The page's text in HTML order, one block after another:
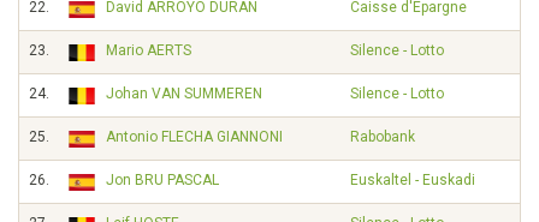
22. David ARROYO DURAN Caisse d'Epargne
23. Mario AERTS Silence - Lotto
24. Johan VAN SUMMEREN Silence - Lotto
25. Antonio FLECHA GIANNONI Rabobank
26. Jon BRU PASCAL Euskaltel - Euskadi